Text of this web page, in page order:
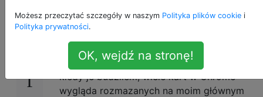
17
Mam drugi monitor podłączony do mojego
Mavericks i miałem ten problem, gdy czasami
wyświetlacze przechodziły w tryb uśpienia, a
kiedy je budziłem, wiele kart w Chrome
wygląda rozmazanych na moim głównym
Możesz przeczytać szczegóły w naszym Polityka plików cookie i
Polityka prywatności.
OK, wejdź na stronę!